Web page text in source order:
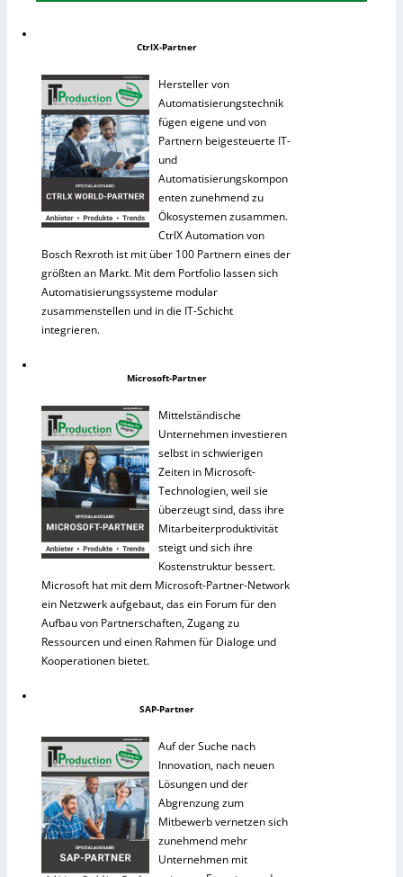
CtrlX-Partner
Hersteller von
Automatisierungstechnik
fügen eigene und von
Partnern beigesteuerte IT-
und
Automatisierungskompon
enten zunehmend zu
Ökosystemen zusammen.
CtrlX Automation von
Bosch Rexroth ist mit über 100 Partnern eines der
größten an Markt. Mit dem Portfolio lassen sich
Automatisierungssysteme modular
zusammenstellen und in die IT-Schicht
integrieren.
Microsoft-Partner
Mittelständische
Unternehmen investieren
selbst in schwierigen
Zeiten in Microsoft-
Technologien, weil sie
überzeugt sind, dass ihre
Mitarbeiterproduktivität
steigt und sich ihre
Kostenstruktur bessert.
Microsoft hat mit dem Microsoft-Partner-Network
ein Netzwerk aufgebaut, das ein Forum für den
Aufbau von Partnerschaften, Zugang zu
Ressourcen und einen Rahmen für Dialoge und
Kooperationen bietet.
SAP-Partner
Auf der Suche nach
Innovation, nach neuen
Lösungen und der
Abgrenzung zum
Mitbewerb vernetzen sich
zunehmend mehr
Unternehmen mit